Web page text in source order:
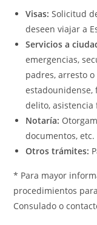
Visas: Solicitud
deseen viajar a
Servicios a
emergencias,
padres, arresto
estadounidense,
delito, asistencia
Notaría:
documentos, etc.
Otros trámites:
* Para mayor
procedimientos
Consulado o